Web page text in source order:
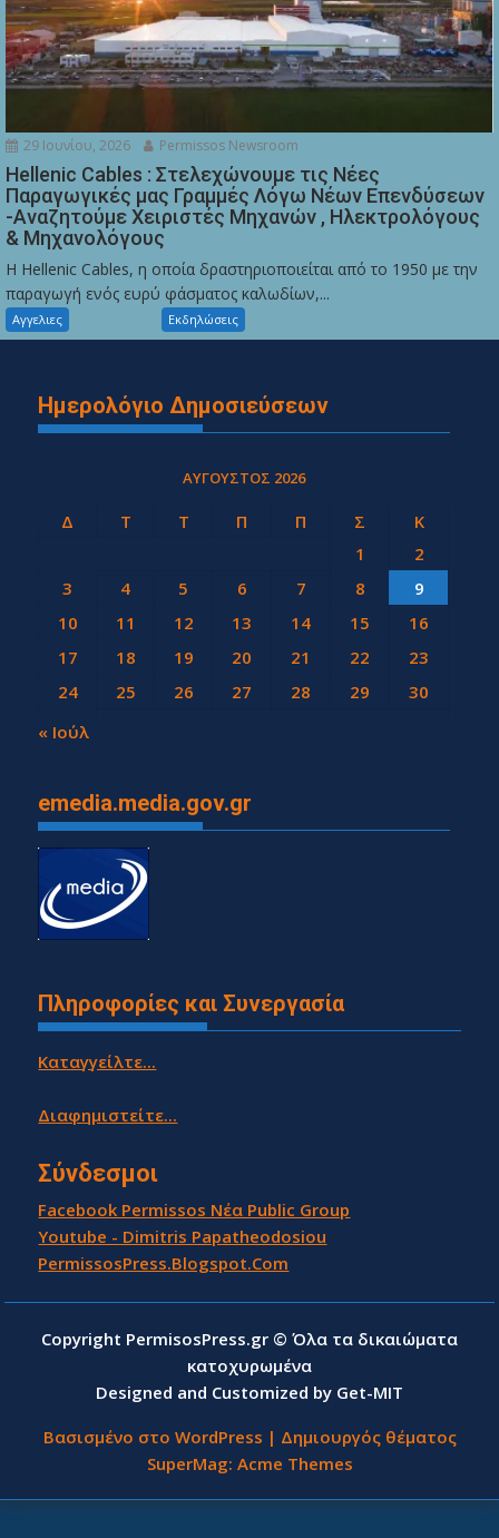
29 Ιουνίου, 2026 Permissos Newsroom
Hellenic Cables : Στελεχώνουμε τις Νέες
Παραγωγικές μας Γραμμές Λόγω Νέων Επενδύσεων
-Αναζητούμε Χειριστές Μηχανών , Ηλεκτρολόγους
& Μηχανολόγους
Η Hellenic Cables, η οποία δραστηριοποιείται από το 1950 με την
παραγωγή ενός ευρύ φάσματος καλωδίων,...
Αγγελιες Εκδηλώσεις
Ημερολόγιο Δημοσιεύσεων
ΑΎΓΟΥΣΤΟΣ 2026
Δ Τ Τ Π Π Σ
Κ
1
2
3
4 5 6 7 8
9
10
11 12 13 14 15
16
17
18 19 20 21 22
23
24
25 26 27 28 29
30
31
« Ιούλ
emedia.media.gov.gr
Πληροφορίες και Συνεργασία
Καταγγείλτε...
Διαφημιστείτε...
Σύνδεσμοι
Facebook Permissos Νέα Public Group
Youtube - Dimitris Papatheodosiou
PermissosPress.Blogspot.Com
Copyright PermisosPress.gr © Όλα τα δικαιώματα
κατοχυρωμένα
Designed and Customized by Get-MIT
Βασισμένο στο WordPress | Δημιουργός θέματος
SuperMag: Acme Themes